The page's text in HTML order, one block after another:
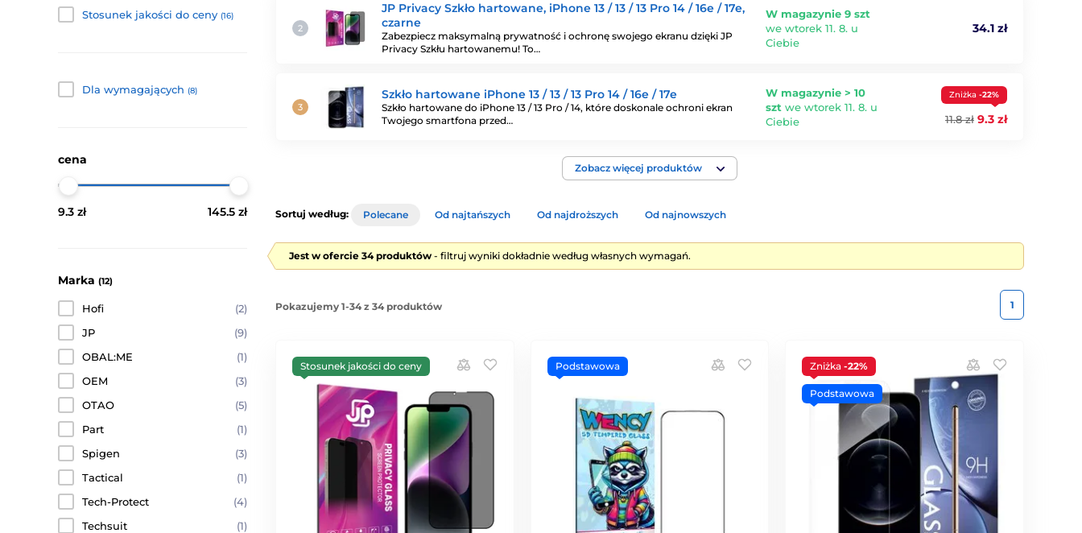
JP Privacy Szkło hartowane, iPhone 13 / 13 / 13 Pro 14 / 16e / 17e,
czarne
Zabezpiecz maksymalną prywatność i ochronę swojego ekranu dzięki JP
Privacy Szkłu hartowanemu! To…
W magazynie 9 szt
we wtorek 11. 8. u
Ciebie
34.1 zł
Szkło hartowane iPhone 13 / 13 / 13 Pro 14 / 16e / 17e
Szkło hartowane do iPhone 13 / 13 Pro / 14, które doskonale ochroni ekran
Twojego smartfona przed…
W magazynie > 10
szt we wtorek 11. 8. u
Ciebie
Zniżka -22%
11.8 zł 9.3 zł
Zobacz więcej produktów
Stosunek jakości do ceny (16)
Dla wymagających (8)
cena
9.3 zł 145.5 zł
Marka (12)
Hofi
(2)
JP
(9)
OBAL:ME
(1)
OEM
(3)
OTAO
(5)
Part
(1)
Spigen
(3)
Tactical
(1)
Tech-Protect
(4)
Techsuit
(1)
Sortuj według: Polecane Od najtańszych Od najdroższych Od najnowszych
Jest w ofercie 34 produktów - filtruj wyniki dokładnie według własnych wymagań.
Pokazujemy 1-34 z 34 produktów 1
Stosunek jakości do ceny Podstawowa Zniżka-22%
Podstawowa